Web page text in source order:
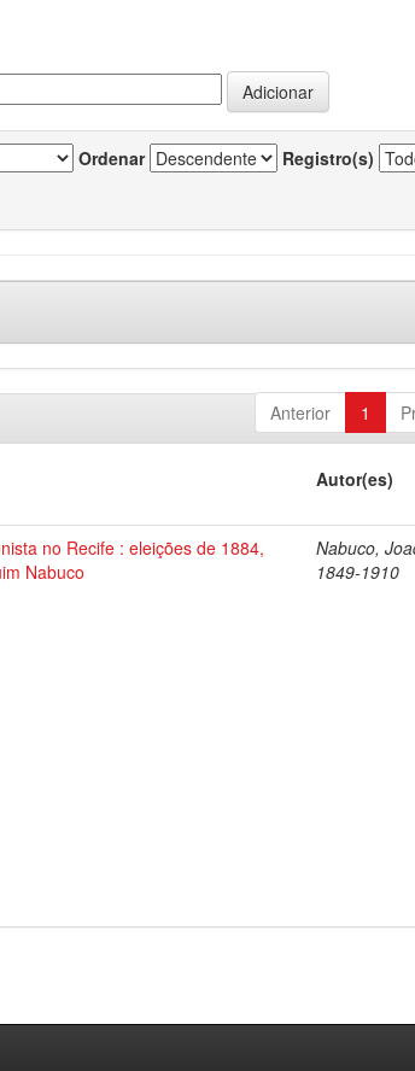
Ordenar Registro(s)
Anterior 1
Autor(es)
no Recife : eleições de 1884,
Nabuco
Nabuco,
1849-1910